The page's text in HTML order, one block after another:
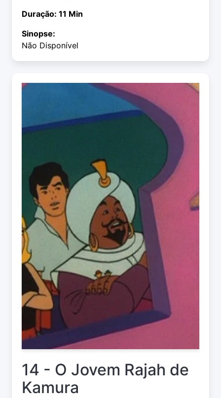
Duração: 11 Min
Sinopse:
Não Disponível
14 - O Jovem Rajah de
Kamura